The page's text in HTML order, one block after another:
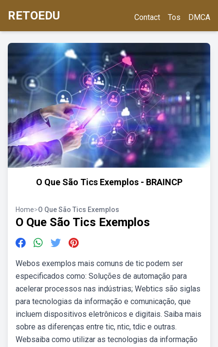
RETOEDU Contact Tos DMCA
O Que São Tics Exemplos - BRAINCP
Home>O Que São Tics Exemplos
O Que São Tics Exemplos
Webos exemplos mais comuns de tic podem ser
especificados como: Soluções de automação para
acelerar processos nas indústrias; Webtics são siglas
para tecnologias da informação e comunicação, que
incluem dispositivos eletrônicos e digitais. Saiba mais
sobre as diferenças entre tic, ntic, tdic e outras.
Websaiba como utilizar as tecnologias da informação